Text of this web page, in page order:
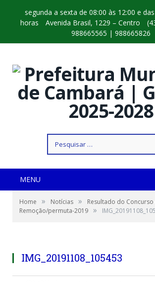
segunda a sexta de 08:00 às 12:00 e
horas
Avenida Brasil, 1229 – Centro
988665565 | 988665826
por:
MENU
Home » Notícias »
Resultado do Concurso
Remoção/permuta-2019 »
IMG_20191108_105453